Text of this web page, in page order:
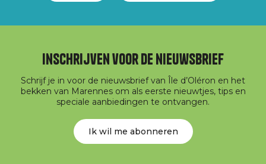
Inschrijven voor de nieuwsbrief
Schrijf je in voor de nieuwsbrief van Île d’Oléron en het
bekken van Marennes om als eerste nieuwtjes, tips en
speciale aanbiedingen te ontvangen.
Ik wil me abonneren